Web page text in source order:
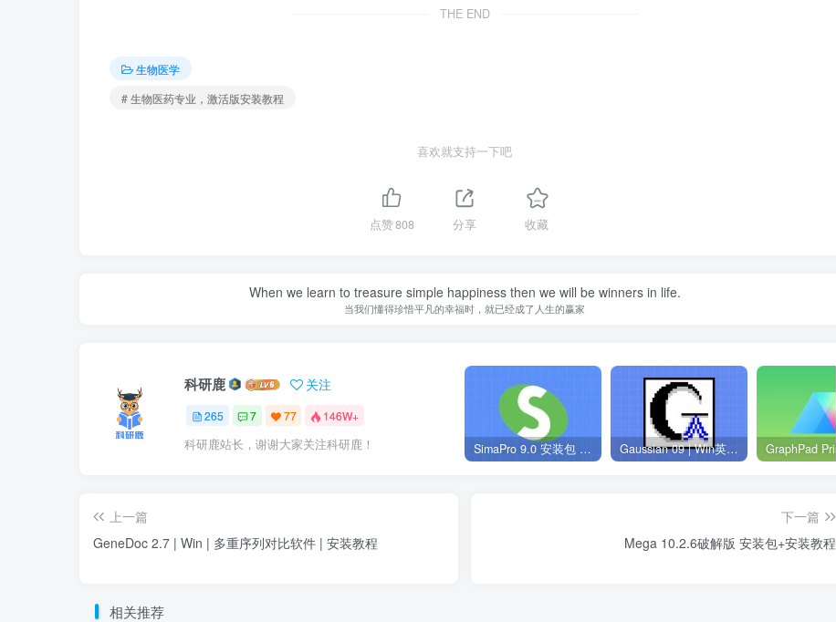
THE END
生物医学
# 生物医药专业，激活版安装教程
喜欢就支持一下吧
点赞808 分享 收藏
When we learn to treasure simple happiness then we will be winners in life.
当我们懂得珍惜平凡的幸福时，就已经成了人生的赢家
科研鹿 关注
265 7 77 146W+
科研鹿站长，谢谢大家关注科研鹿！ SimaPro 9.0 安装包 | Win英文版 | 生命周期评估软件 | 安装教程 Gaussian 09 | Win英文版 | 量子化学软件 | 安装教程
上一篇
GeneDoc 2.7 | Win | 多重序列对比软件 | 安装教程
下一篇
Mega 10.2.6破解版 安装包+安装教程
相关推荐